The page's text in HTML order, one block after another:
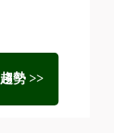
勢 >>